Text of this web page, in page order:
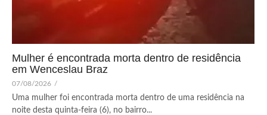
Mulher é encontrada morta dentro de residência
em Wenceslau Braz
07/08/2026 /
Uma mulher foi encontrada morta dentro de uma residência na
noite desta quinta-feira (6), no bairro...